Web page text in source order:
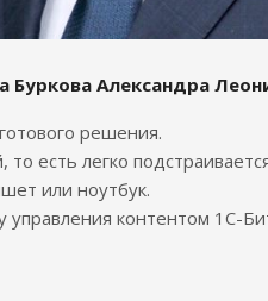
Буркова Александра
решения.
есть легко
или ноутбук.
контентом 1С-